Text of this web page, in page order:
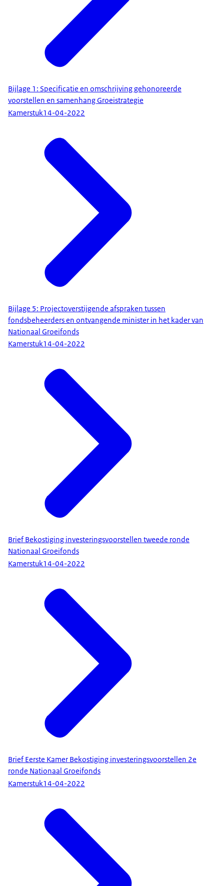
Bijlage 1: Specificatie en omschrijving gehonoreerde
voorstellen en samenhang Groeistrategie
Kamerstuk14-04-2022
Bijlage 5: Projectoverstijgende afspraken tussen
fondsbeheerders en ontvangende minister in het kader van
Nationaal Groeifonds
Kamerstuk14-04-2022
Brief Bekostiging investeringsvoorstellen tweede ronde
Nationaal Groeifonds
Kamerstuk14-04-2022
Brief Eerste Kamer Bekostiging investeringsvoorstellen 2e
ronde Nationaal Groeifonds
Kamerstuk14-04-2022